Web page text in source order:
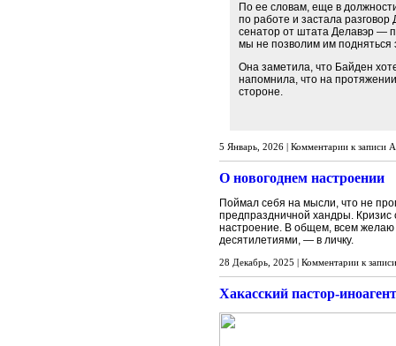
По ее словам, еще в
по работе и застала
сенатор от штата Делавэр —
мы не позволим им
Она заметила, что Байден
напомнила, что на
стороне.
5 Январь, 2026 | Комментарии к записи
О новогоднем настроении
Поймал себя на мысли, что не
предпраздничной хандры. Кризис
настроение. В общем, всем желаю
десятилетиями, — в личку.
28 Декабрь, 2025 | Комментарии к
Хакасский пастор-